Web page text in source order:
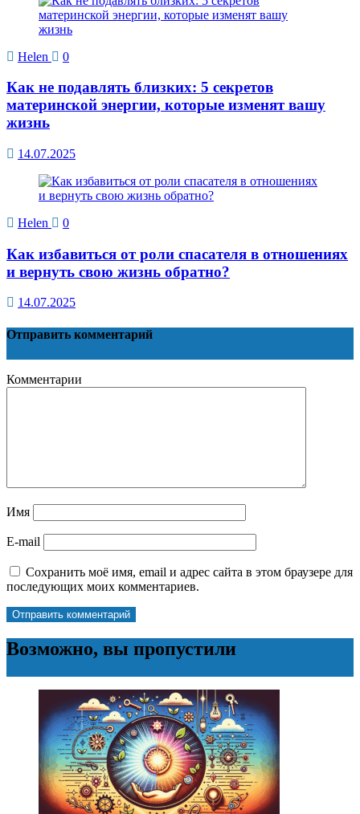
Helen 0
Как не подавлять близких: 5 секретов
материнской энергии, которые изменят вашу
жизнь
14.07.2025
Helen 0
Как избавиться от роли спасателя в отношениях
и вернуть свою жизнь обратно?
14.07.2025
Отправить комментарий
Комментарии
Имя
E-mail
Сохранить моё имя, email и адрес сайта в этом браузере для
последующих моих комментариев.
Возможно, вы пропустили